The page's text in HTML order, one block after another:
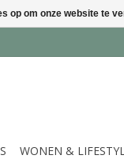
WONEN &
op om onze website te